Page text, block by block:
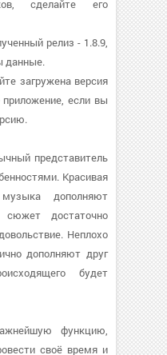
сделайте его
релиз - 1.8.9,
данные.
загружена версия
приложение, если вы
представитель
Красивая
дополняют
достаточно
Неплохо
дополняют друг
будет
функцию,
своё время и